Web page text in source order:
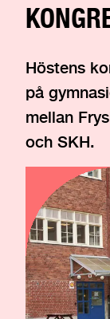
Höstens
på
mellan
och SKH.